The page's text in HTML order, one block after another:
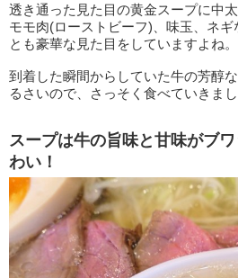
透き通った見た目の黄金スープに中
モモ肉(ローストビーフ)、味玉、ネ
とも豪華な見た目をしていますよね。
到着した瞬間からしていた牛の芳醇
るさいので、さっそく食べていきまし
スープは牛の旨味と甘味がブ
わい！